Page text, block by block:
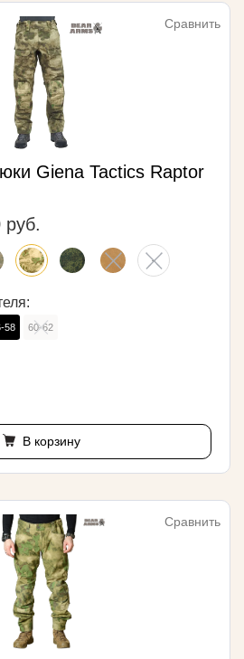
Сравнить
Giena Tactics Raptor
руб.
58 60-62
В корзину
Сравнить